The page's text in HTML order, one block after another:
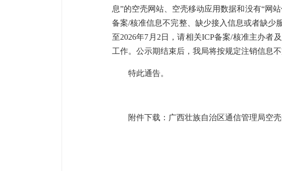
息”的空壳网站、空壳移动应用数据和没有“网
备案/核准信息不完整、缺少接入信息或者缺少
至2026年7月2日，请相关ICP备案/核准主办者
工作。公示期结束后，我局将按规定注销信息
特此通告。
附件下载： 广西壮族自治区通信管理局空壳